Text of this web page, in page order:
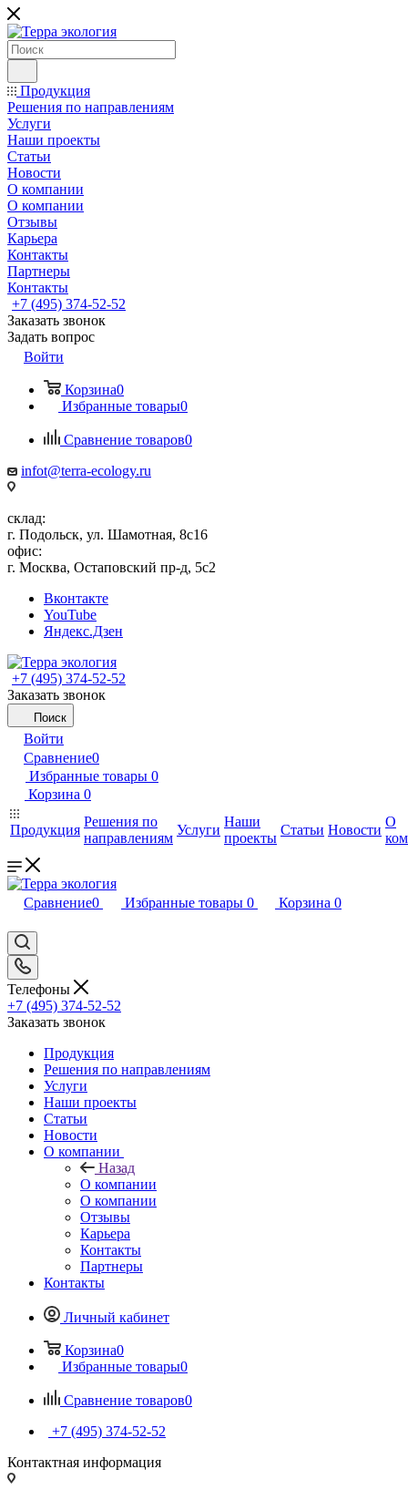
Продукция
Решения по направлениям
Услуги
Наши проекты
Статьи
Новости
О компании
О компании
Отзывы
Карьера
Контакты
Партнеры
Контакты
+7 (495) 374-52-52
Заказать звонок
Задать вопрос
Войти
Корзина0
Избранные товары0
Сравнение товаров0
infot@terra-ecology.ru
склад:
г. Подольск, ул. Шамотная, 8с16
офис:
г. Москва, Остаповский пр-д, 5с2
Вконтакте
YouTube
Яндекс.Дзен
+7 (495) 374-52-52
Заказать звонок
Поиск
Войти
Сравнение0
Избранные товары 0
Корзина 0
Продукция
Решения по
направлениям
Услуги
Наши
проекты
Статьи Новости
О
Сравнение0 Избранные товары 0 Корзина 0
Телефоны
+7 (495) 374-52-52
Заказать звонок
Продукция
Решения по направлениям
Услуги
Наши проекты
Статьи
Новости
О компании
Назад
О компании
О компании
Отзывы
Карьера
Контакты
Партнеры
Контакты
Личный кабинет
Корзина0
Избранные товары0
Сравнение товаров0
+7 (495) 374-52-52
Контактная информация